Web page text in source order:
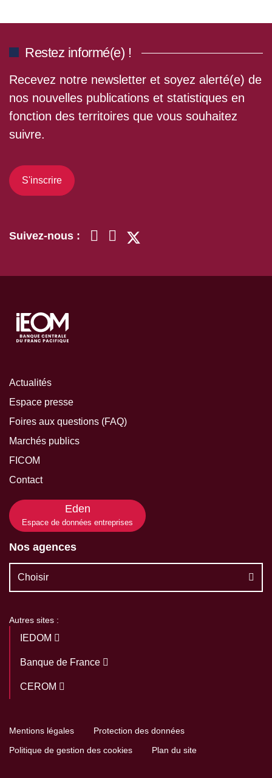
Restez informé(e) !
Recevez notre newsletter et soyez alerté(e) de
nos nouvelles publications et statistiques en
fonction des territoires que vous souhaitez
suivre.
S'inscrire
Suivez-nous :
Actualités
Espace presse
Foires aux questions (FAQ)
Marchés publics
FICOM
Contact
Eden
Espace de données entreprises
Nos agences
Choisir
Autres sites :
IEDOM
Banque de France
CEROM
Mentions légales
Protection des données
Politique de gestion des cookies
Plan du site